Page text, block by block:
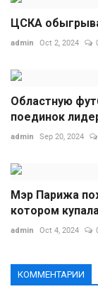
ЦСКА
admin Oct 2, 2024
Областную
поединок
admin Sep 20, 2024
Мэр Парижа
котором
admin Oct 4, 2024
КОММЕНТАРИИ